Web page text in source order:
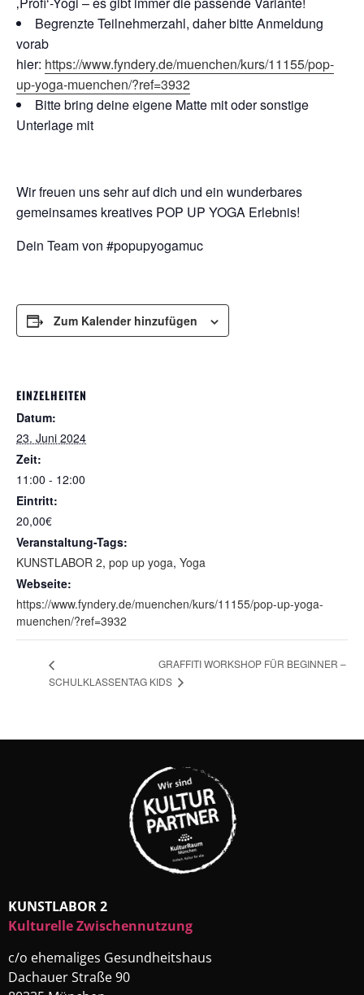
Begrenzte Teilnehmerzahl, daher bitte Anmeldung
vorab
hier: https://www.fyndery.de/muenchen/kurs/11155/pop-
up-yoga-muenchen/?ref=3932
Bitte bring deine eigene Matte mit oder sonstige
Unterlage mit
Wir freuen uns sehr auf dich und ein wunderbares
gemeinsames kreatives POP UP YOGA Erlebnis!
Dein Team von #popupyogamuc
Zum Kalender hinzufügen
EINZELHEITEN
Datum:
23. Juni 2024
Zeit:
11:00 - 12:00
Eintritt:
20,00€
Veranstaltung-Tags:
KUNSTLABOR 2, pop up yoga, Yoga
Webseite:
https://www.fyndery.de/muenchen/kurs/11155/pop-up-yoga-
muenchen/?ref=3932
SCHULKLASSENTAG
GRAFFITI WORKSHOP FÜR BEGINNER –
KIDS
KUNSTLABOR 2
Kulturelle Zwischennutzung
c/o ehemaliges Gesundheitshaus
Dachauer Straße 90